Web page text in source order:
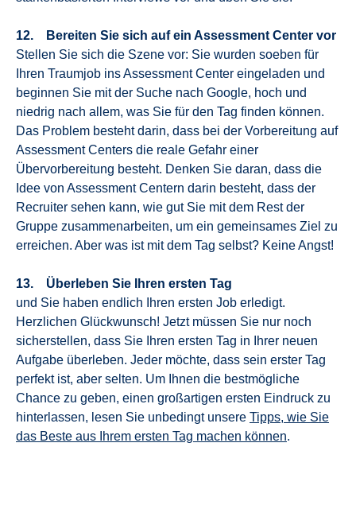
12. Bereiten Sie sich auf ein Assessment Center vor
Stellen Sie sich die Szene vor: Sie wurden soeben für
Ihren Traumjob ins Assessment Center eingeladen und
beginnen Sie mit der Suche nach Google, hoch und
niedrig nach allem, was Sie für den Tag finden können.
Das Problem besteht darin, dass bei der Vorbereitung auf
Assessment Centers die reale Gefahr einer
Übervorbereitung besteht. Denken Sie daran, dass die
Idee von Assessment Centern darin besteht, dass der
Recruiter sehen kann, wie gut Sie mit dem Rest der
Gruppe zusammenarbeiten, um ein gemeinsames Ziel zu
erreichen. Aber was ist mit dem Tag selbst? Keine Angst!
13. Überleben Sie Ihren ersten Tag
und Sie haben endlich Ihren ersten Job erledigt.
Herzlichen Glückwunsch! Jetzt müssen Sie nur noch
sicherstellen, dass Sie Ihren ersten Tag in Ihrer neuen
Aufgabe überleben. Jeder möchte, dass sein erster Tag
perfekt ist, aber selten. Um Ihnen die bestmögliche
Chance zu geben, einen großartigen ersten Eindruck zu
hinterlassen, lesen Sie unbedingt unsere Tipps, wie Sie
das Beste aus Ihrem ersten Tag machen können.